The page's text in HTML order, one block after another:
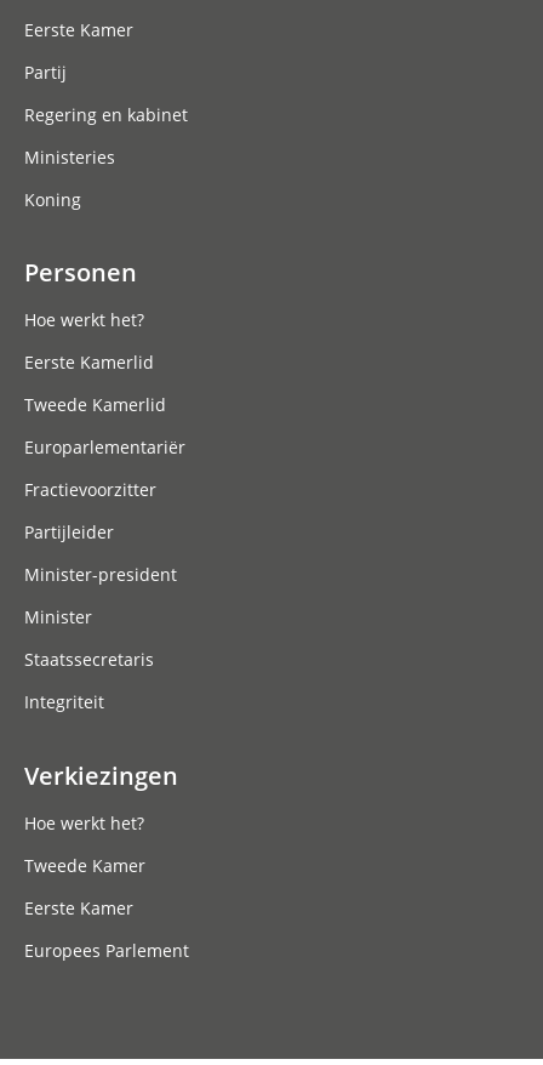
Eerste Kamer
Partij
Regering en kabinet
Ministeries
Koning
Personen
Hoe werkt het?
Eerste Kamerlid
Tweede Kamerlid
Europarlementariër
Fractievoorzitter
Partijleider
Minister-president
Minister
Staatssecretaris
Integriteit
Verkiezingen
Hoe werkt het?
Tweede Kamer
Eerste Kamer
Europees Parlement